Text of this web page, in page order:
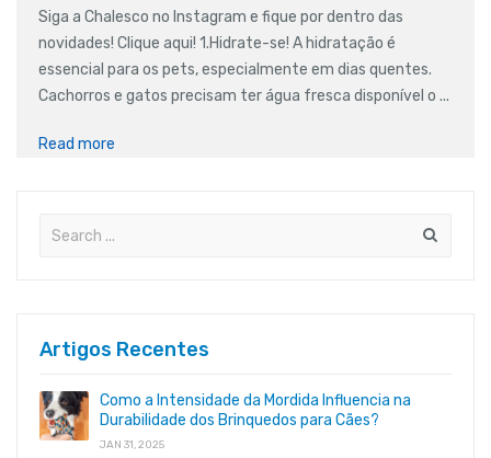
Siga a Chalesco no Instagram e fique por dentro das
novidades! Clique aqui! 1.Hidrate-se! A hidratação é
essencial para os pets, especialmente em dias quentes.
Cachorros e gatos precisam ter água fresca disponível o ...
Read more
Artigos Recentes
Como a Intensidade da Mordida Influencia na
Durabilidade dos Brinquedos para Cães?
JAN 31, 2025